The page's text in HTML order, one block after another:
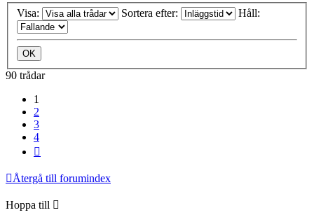
Visa: Sortera efter: Håll:
90 trådar
1
2
3
4
Återgå till forumindex
Hoppa till